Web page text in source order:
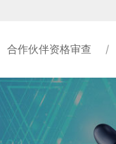
合作伙伴资格审查